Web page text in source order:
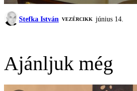
Stefka István VEZÉRCIKK június 14.
Ajánljuk még